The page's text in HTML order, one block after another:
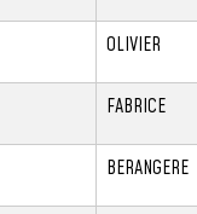
OLIVIER
FABRICE
BERANGERE